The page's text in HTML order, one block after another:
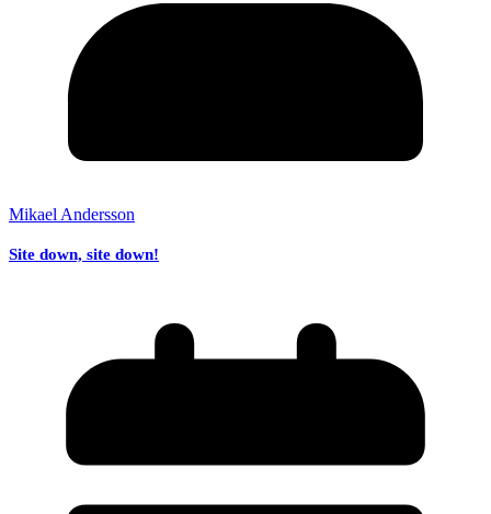
Mikael Andersson
Site down, site down!